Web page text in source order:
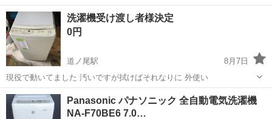
洗濯機受け渡し者様決定
0円
道ノ尾駅
8月7日
現役で動いてました 汚いですが拭けばそれなりに 外使い
長崎 長崎市 生活家電
Panasonic パナソニック 全自動電気洗濯機
NA-F70BE6 7.0…